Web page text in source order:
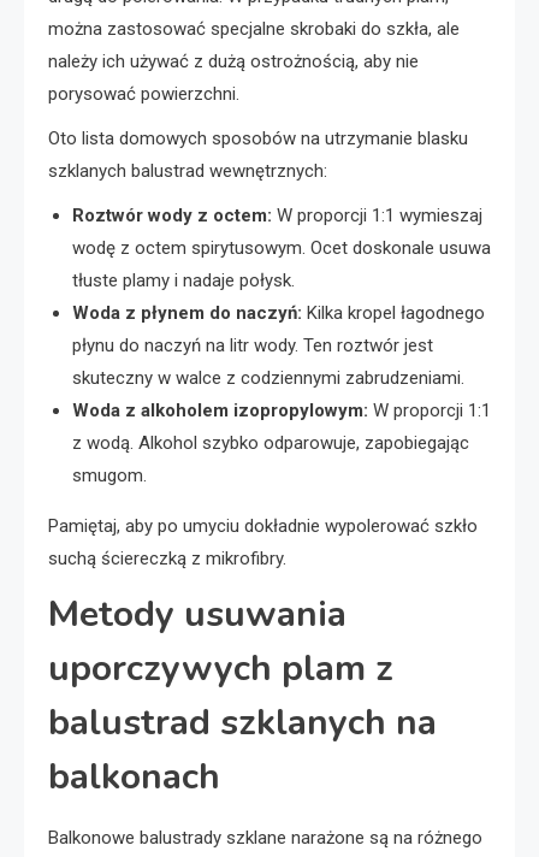
można zastosować specjalne skrobaki do szkła, ale
należy ich używać z dużą ostrożnością, aby nie
porysować powierzchni.
Oto lista domowych sposobów na utrzymanie blasku
szklanych balustrad wewnętrznych:
Roztwór wody z octem: W proporcji 1:1 wymieszaj
wodę z octem spirytusowym. Ocet doskonale usuwa
tłuste plamy i nadaje połysk.
Woda z płynem do naczyń: Kilka kropel łagodnego
płynu do naczyń na litr wody. Ten roztwór jest
skuteczny w walce z codziennymi zabrudzeniami.
Woda z alkoholem izopropylowym: W proporcji 1:1
z wodą. Alkohol szybko odparowuje, zapobiegając
smugom.
Pamiętaj, aby po umyciu dokładnie wypolerować szkło
suchą ściereczką z mikrofibry.
Metody usuwania
uporczywych plam z
balustrad szklanych na
balkonach
Balkonowe balustrady szklane narażone są na różnego